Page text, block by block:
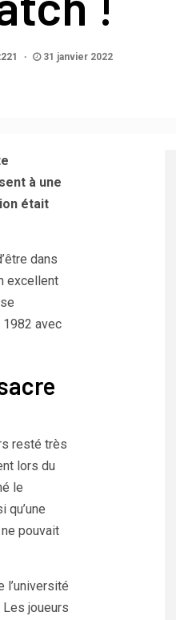
31 janvier 2022
à une
était
dans
excellent
1982 avec
resté très
lors du
le
qu’une
pouvait
l’université
joueurs